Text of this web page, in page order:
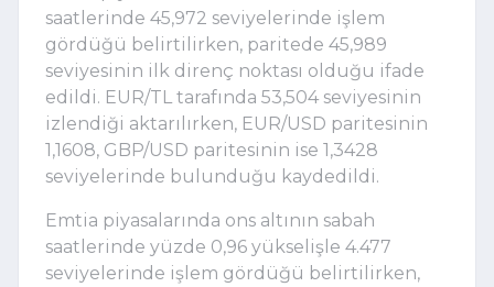
saatlerinde 45,972 seviyelerinde işlem
gördüğü belirtilirken, paritede 45,989
seviyesinin ilk direnç noktası olduğu ifade
edildi. EUR/TL tarafında 53,504 seviyesinin
izlendiği aktarılırken, EUR/USD paritesinin
1,1608, GBP/USD paritesinin ise 1,3428
seviyelerinde bulunduğu kaydedildi.
Emtia piyasalarında ons altının sabah
saatlerinde yüzde 0,96 yükselişle 4.477
seviyelerinde işlem gördüğü belirtilirken,